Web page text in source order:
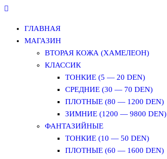
ГЛАВНАЯ
МАГАЗИН
ВТОРАЯ КОЖА (ХАМЕЛЕОН)
КЛАССИК
ТОНКИЕ (5 — 20 DEN)
СРЕДНИЕ (30 — 70 DEN)
ПЛОТНЫЕ (80 — 1200 DEN)
ЗИМНИЕ (1200 — 9800 DEN)
ФАНТАЗИЙНЫЕ
ТОНКИЕ (10 — 50 DEN)
ПЛОТНЫЕ (60 — 1600 DEN)